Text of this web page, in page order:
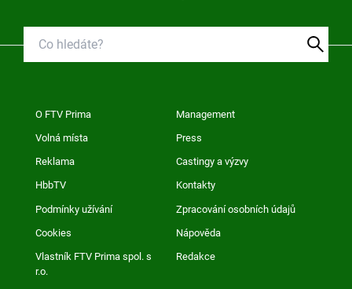
O FTV Prima Management
Volná místa Press
Reklama Castingy a výzvy
HbbTV Kontakty
Podmínky užívání Zpracování osobních údajů
Cookies Nápověda
Vlastník FTV Prima spol. s
r.o.
Redakce